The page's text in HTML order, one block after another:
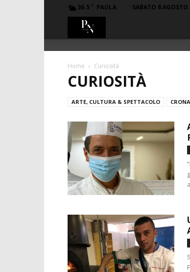
36.5 C PAOLA SABATO 8
Home Curiosità
CURIOSITÀ
ARTE, CULTURA & SPETTACOLO